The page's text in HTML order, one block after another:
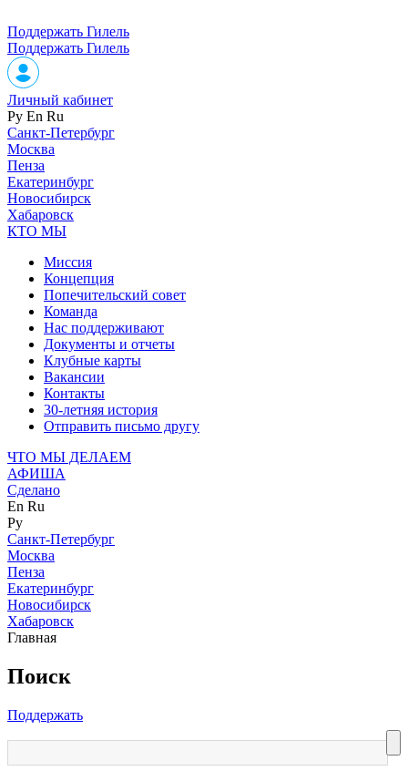
Поддержать Гилель
Поддержать Гилель
Личный кабинет
Ру En Ru
Санкт-Петербург
Москва
Пенза
Екатеринбург
Новосибирск
Хабаровск
КТО МЫ
Миссия
Концепция
Попечительский совет
Команда
Нас поддерживают
Документы и отчеты
Клубные карты
Вакансии
Контакты
30-летняя история
Отправить письмо другу
ЧТО МЫ ДЕЛАЕМ
АФИША
Сделано
En Ru
Ру
Санкт-Петербург
Москва
Пенза
Екатеринбург
Новосибирск
Хабаровск
Главная
Поиск
Поддержать